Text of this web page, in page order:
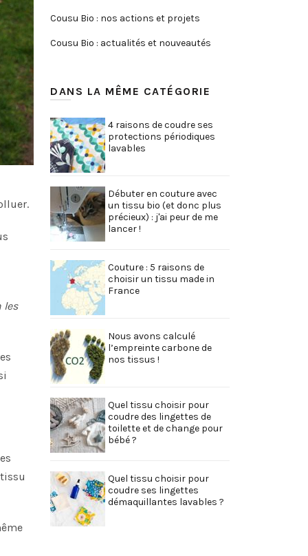
les
Cousu Bio : nos actions et projets
Cousu Bio : actualités et nouveautés
DANS LA MÊME CATÉGORIE
4 raisons de coudre ses
protections périodiques
lavables
Débuter en couture avec
un tissu bio (et donc plus
précieux) : j'ai peur de me
lancer !
Couture : 5 raisons de
choisir un tissu made in
France
Nous avons calculé
l’empreinte carbone de
nos tissus !
Quel tissu choisir pour
coudre des lingettes de
toilette et de change pour
bébé ?
Quel tissu choisir pour
coudre ses lingettes
démaquillantes lavables ?